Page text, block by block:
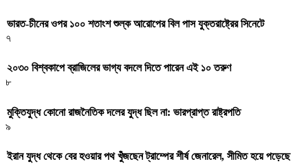
ভারত-চীনের ওপর ১০০ শতাংশ শুল্ক আরোপের বিল পাস যুক্তরাষ্ট্রের সিনেটে
৭
২০৩০ বিশ্বকাপে ব্রাজিলের ভাগ্য বদলে দিতে পারেন এই ১০ তরুণ
৮
মুক্তিযুদ্ধ কোনো রাজনৈতিক দলের যুদ্ধ ছিল না: ভারপ্রাপ্ত রাষ্ট্রপতি
৯
ইরান যুদ্ধ থেকে বের হওয়ার পথ খুঁজছেন ট্রাম্পের শীর্ষ জেনারেল, সীমিত হয়ে পড়েছে